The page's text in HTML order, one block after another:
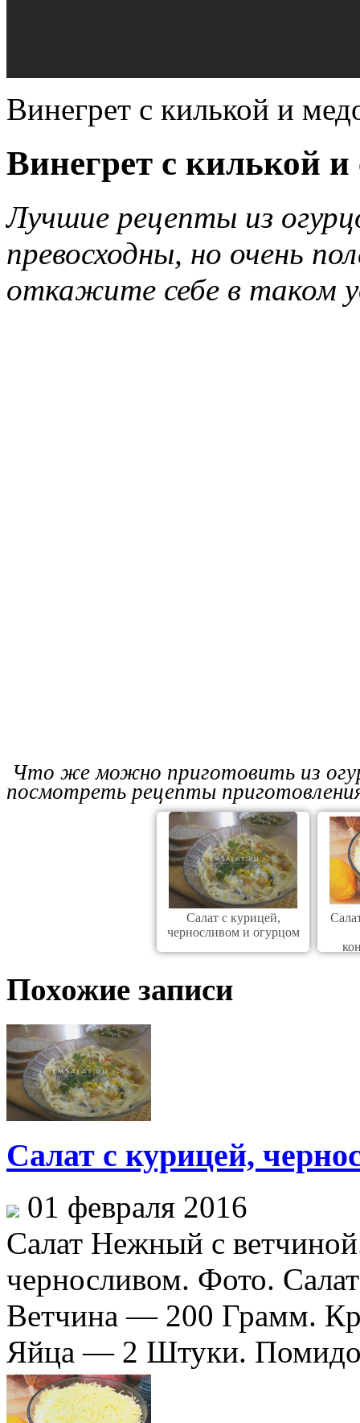
Винегрет с килькой и
Винегрет с килькой
Лучшие рецепты из
превосходны, но очень
откажите себе в таком
Что же можно приготовить из
посмотреть рецепты
Салат с курицей,
черносливом и огурцом
Похожие записи
Салат с курицей,
01 февраля 2016
Салат Нежный с
черносливом. Фото.
Ветчина — 200 Грамм.
Яйца — 2 Штуки.